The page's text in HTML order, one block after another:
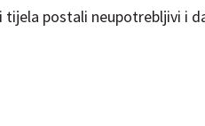
postali neupotrebljivi i